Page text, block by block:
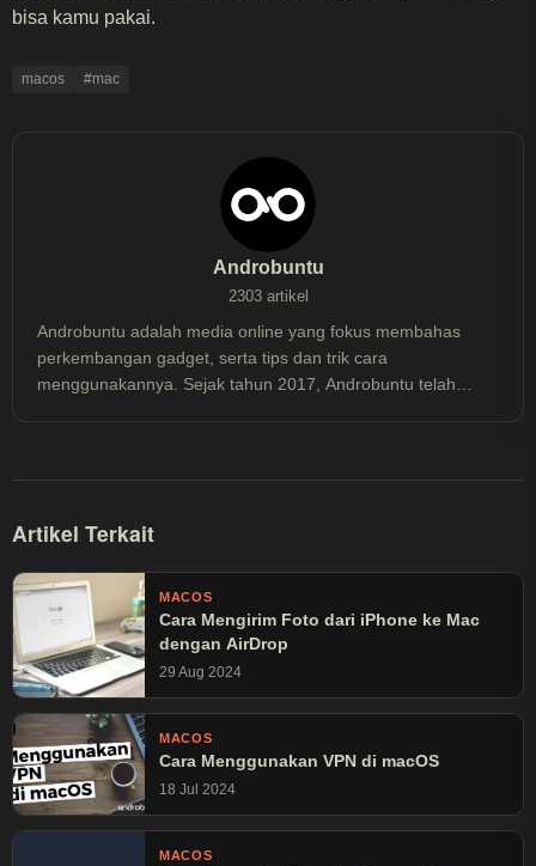
bisa kamu pakai.
macos #mac
Androbuntu
2303 artikel
Androbuntu adalah media online yang fokus membahas
perkembangan gadget, serta tips dan trik cara
menggunakannya. Sejak tahun 2017, Androbuntu telah
Artikel Terkait
MACOS
Cara Mengirim Foto dari iPhone ke Mac
dengan AirDrop
29 Aug 2024
MACOS
Cara Menggunakan VPN di macOS
18 Jul 2024
MACOS